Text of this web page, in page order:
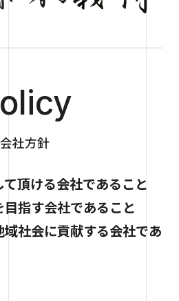
会社方針
て頂ける会社であること
目指す会社であること
域社会に貢献する会社であ